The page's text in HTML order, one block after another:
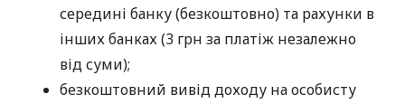
середині банку (безкоштовно) та рахунки в
інших банках (3 грн за платіж незалежно
від суми);
безкоштовний вивід доходу на особисту